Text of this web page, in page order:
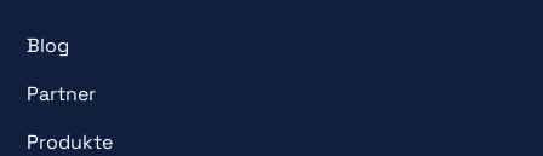
Blog
Partner
Produkte